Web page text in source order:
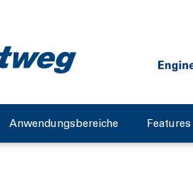
Anwendungsbereiche Features